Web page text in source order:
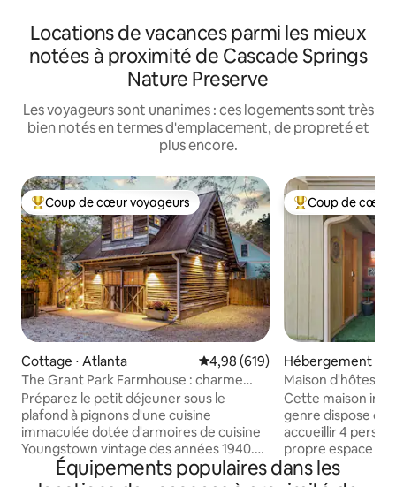
Locations de vacances parmi les mieux
notées à proximité de Cascade Springs
Nature Preserve
Les voyageurs sont unanimes : ces logements sont très
bien notés en termes d'emplacement, de propreté et
plus encore.
Coups de cœur voyageurs les plus appréciés
Coup de cœur voyageurs
Cottage ⋅ Atlanta Évaluation moyenne sur la
4,98 (619)
The Grant Park Farmhouse : charme
authentique du Sud
Préparez le petit déjeuner sous le
plafond à pignons d'une cuisine
immaculée dotée d'armoires de cuisine
Youngstown vintage des années 1940.
Combinant des bois blancs, des
planchers de chêne et des accents bleu
Coups de cœur
Coup de cœur
Hébergement ⋅
Maison d'hôtes
maximum
Cette maison
genre dispose de
accueillir 4
propre espace
fumer ou
domotique
Équipements populaires dans les